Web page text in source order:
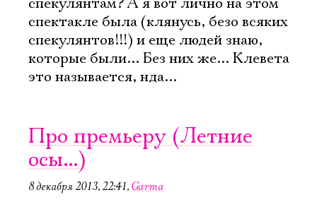
спектакле была (клянусь, безо всяких
спекулянтов!!!) и еще людей знаю,
которые были... Без них же... Клевета
это называется, нда...
Про премьеру (Летние
осы...)
8 декабря 2013, 22:41, Garma